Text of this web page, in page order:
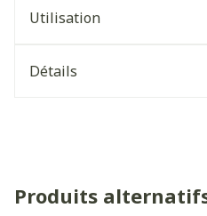
Utilisation
Détails
Produits